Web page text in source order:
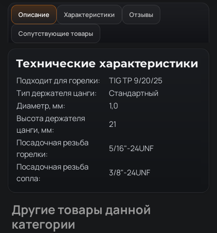
Описание Характеристики Отзывы
Сопутствующие товары
Описание товара
Технические характеристики
Подходит для горелки:
TIG TP 9/20/25
Тип держателя цанги:
Стандартный
Диаметр, мм:
1,0
Высота держателя
цанги, мм:
21
Посадочная резьба
горелки:
5/16"-24UNF
Посадочная резьба
сопла:
3/8"-24UNF
Другие товары данной
категории